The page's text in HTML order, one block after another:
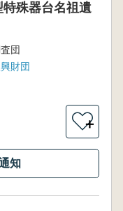
殊器台名祖遺
団
財団
＋
知